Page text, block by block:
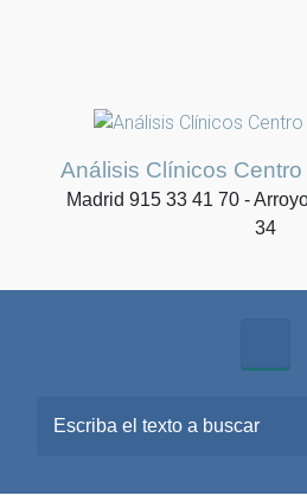
Análisis Clínicos
Madrid 915 33 41 70 -
34